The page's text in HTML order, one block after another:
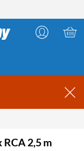
2,5 m